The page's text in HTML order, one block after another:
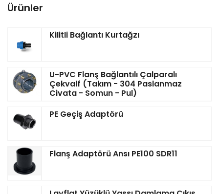
Ürünler
Kilitli Bağlantı Kurtağzı
U-PVC Flanş Bağlantılı Çalparalı
Çekvalf (Takım - 304 Paslanmaz
Civata - Somun - Pul)
PE Geçiş Adaptörü
Flanş Adaptörü Ansı PE100 SDR11